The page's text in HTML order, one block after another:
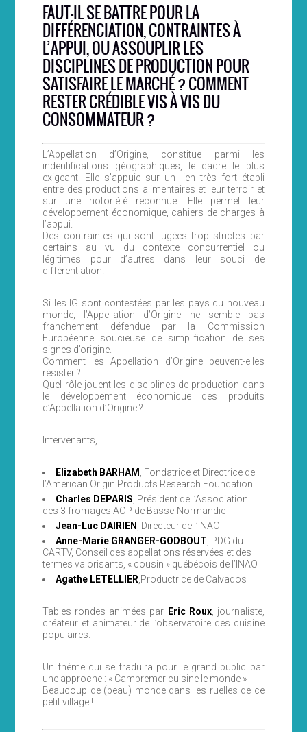
FAUT-IL SE BATTRE POUR LA
DIFFÉRENCIATION, CONTRAINTES À
L’APPUI, OU ASSOUPLIR LES
DISCIPLINES DE PRODUCTION POUR
SATISFAIRE LE MARCHÉ ? COMMENT
RESTER CRÉDIBLE VIS À VIS DU
CONSOMMATEUR ?
L’Appellation d’Origine, constitue parmi les
indentifications géographiques, le cadre le plus
exigeant. Elle s’appuie sur un lien très fort établi
entre des productions alimentaires et leur terroir et
sur une notoriété reconnue. Elle permet leur
développement économique, cahiers de charges à
l’appui.
Des contraintes qui sont jugées trop strictes par
certains au vu du contexte concurrentiel ou
légitimes pour d’autres dans leur souci de
différentiation.
Si les IG sont contestées par les pays du nouveau
monde, l’Appellation d’Origine ne semble pas
franchement défendue par la Commission
Européenne soucieuse de simplification de ses
signes d’origine.
Comment les Appellation d’Origine peuvent-elles
résister ?
Quel rôle jouent les disciplines de production dans
le développement économique des produits
d’Appellation d’Origine ?
Intervenants,
Elizabeth BARHAM
, Fondatrice et Directrice de
l’American Origin Products Research Foundation
Charles DEPARIS , Président de l’Association
des 3 fromages AOP de Basse-Normandie
Jean-Luc DAIRIEN
, Directeur de l’INAO
Anne-Marie GRANGER-GODBOUT , PDG du
CARTV, Conseil des appellations réservées et des
termes valorisants, « cousin » québécois de l’INAO
Agathe LETELLIER ,Productrice de Calvados
Tables rondes animées par Eric Roux, journaliste,
créateur et animateur de l’observatoire des cuisine
populaires.
Un thème qui se traduira pour le grand public par
une approche : « Cambremer cuisine le monde »
Beaucoup de (beau) monde dans les ruelles de ce
petit village !